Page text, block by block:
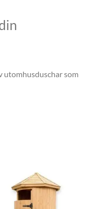
utomhusduschar som